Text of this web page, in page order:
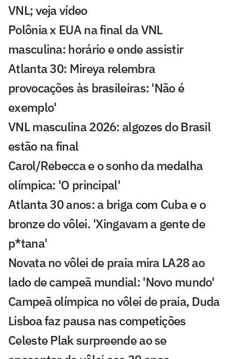
VNL; veja vídeo
Polônia x EUA na final da VNL
masculina: horário e onde assistir
Atlanta 30: Mireya relembra
provocações às brasileiras: 'Não é
exemplo'
VNL masculina 2026: algozes do Brasil
estão na final
Carol/Rebecca e o sonho da medalha
olímpica: 'O principal'
Atlanta 30 anos: a briga com Cuba e o
bronze do vôlei. 'Xingavam a gente de
p*tana'
Novata no vôlei de praia mira LA28 ao
lado de campeã mundial: 'Novo mundo'
Campeã olímpica no vôlei de praia, Duda
Lisboa faz pausa nas competições
Celeste Plak surpreende ao se